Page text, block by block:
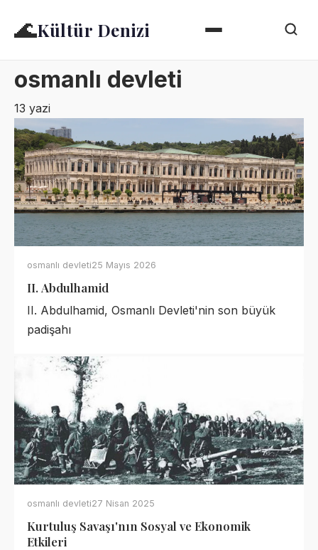
🌊Kültür Denizi
osmanlı devleti
13 yazi
osmanlı devleti25 Mayıs 2026
II. Abdulhamid
II. Abdulhamid, Osmanlı Devleti'nin son büyük
padişahı
osmanlı devleti27 Nisan 2025
Kurtuluş Savaşı'nın Sosyal ve Ekonomik
Etkileri